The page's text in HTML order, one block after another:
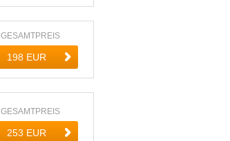
GESAMTPREIS
GESAMTPREIS